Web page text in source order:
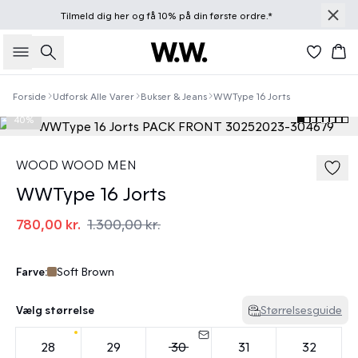
Tilmeld dig herog få 10% på din første ordre.*
Søg
Forside Udforsk Alle Varer Bukser & Jeans WWType 16 Jorts
40%
WOOD WOOD MEN
WWType 16 Jorts
780,00 kr. 1.300,00 kr.
Farve: Soft Brown
Vælg størrelse Størrelsesguide
28 29 30 31 32